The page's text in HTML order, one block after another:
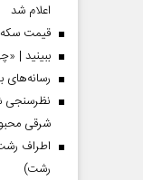
اعلام شد
قیمت سکه و طلا
ببینید |
رسانه‌های
نظرسنجی
شرقی
اطراف
رشت)